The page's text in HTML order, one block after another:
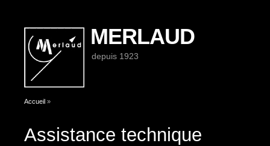
MERLAUD
depuis 1923
Vous êtes ici
Accueil »
Assistance technique